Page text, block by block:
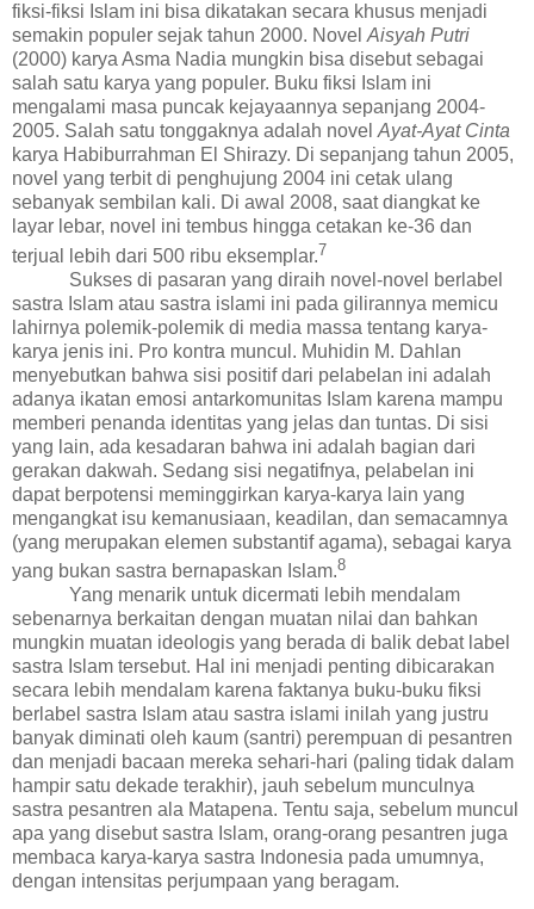
fiksi-fiksi Islam ini bisa dikatakan secara khusus menjadi
semakin populer sejak tahun 2000. NovelAisyah Putri
(2000) karya Asma Nadia mungkin bisa disebut sebagai
salah satu karya yang populer. Buku fiksi Islam ini
mengalami masa puncak kejayaannya sepanjang 2004-
2005. Salah satu tonggaknya adalah novelAyat-Ayat Cinta
karya Habiburrahman El Shirazy. Di sepanjang tahun 2005,
novel yang terbit di penghujung 2004 ini cetak ulang
sebanyak sembilan kali. Di awal 2008, saat diangkat ke
layar lebar, novel ini tembus hingga cetakan ke-36 dan
terjual lebih dari 500 ribu eksemplar.7
Sukses di pasaran yang diraih novel-novel berlabel
sastra Islam atau sastra islami ini pada gilirannya memicu
lahirnya polemik-polemik di media massa tentang karya-
karya jenis ini. Pro kontra muncul. Muhidin M. Dahlan
menyebutkan bahwa sisi positif dari pelabelan ini adalah
adanya ikatan emosi antarkomunitas Islam karena mampu
memberi penanda identitas yang jelas dan tuntas. Di sisi
yang lain, ada kesadaran bahwa ini adalah bagian dari
gerakan dakwah. Sedang sisi negatifnya, pelabelan ini
dapat berpotensi meminggirkan karya-karya lain yang
mengangkat isu kemanusiaan, keadilan, dan semacamnya
(yang merupakan elemen substantif agama), sebagai karya
yang bukan sastra bernapaskan Islam.8
Yang menarik untuk dicermati lebih mendalam
sebenarnya berkaitan dengan muatan nilai dan bahkan
mungkin muatan ideologis yang berada di balik debat label
sastra Islam tersebut. Hal ini menjadi penting dibicarakan
secara lebih mendalam karena faktanya buku-buku fiksi
berlabel sastra Islam atau sastra islami inilah yang justru
banyak diminati oleh kaum (santri) perempuan di pesantren
dan menjadi bacaan mereka sehari-hari (paling tidak dalam
hampir satu dekade terakhir), jauh sebelum munculnya
sastra pesantren ala Matapena. Tentu saja, sebelum muncul
apa yang disebut sastra Islam, orang-orang pesantren juga
membaca karya-karya sastra Indonesia pada umumnya,
dengan intensitas perjumpaan yang beragam.